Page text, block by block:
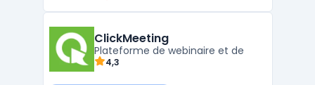
clarté et le suivi des projets, notamment
lors de la gestion de tâ ...
ClickMeeting
Plateforme de webinaire et de
4,3